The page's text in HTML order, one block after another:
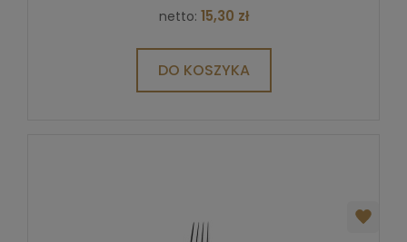
netto: 15,30 zł
DO KOSZYKA